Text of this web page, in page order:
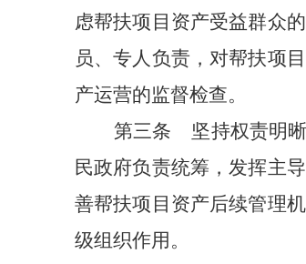
虑帮扶项目资产受益群众
员、专人负责，对帮扶项
产运营的监督检查。
第三条
坚持权责明
民政府负责统筹，发挥主
善帮扶项目资产后续管理
级组织作用。